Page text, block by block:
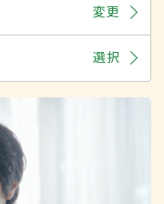
変更
選択